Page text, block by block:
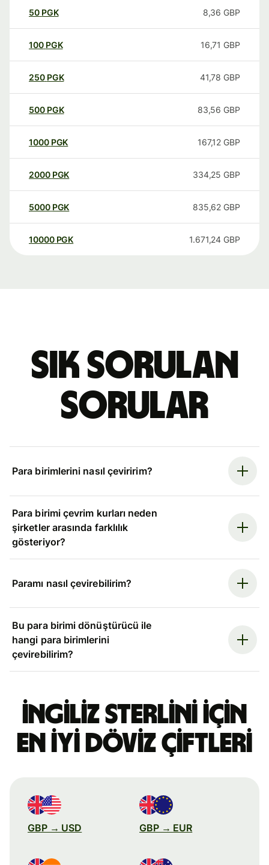
50 PGK 8,36 GBP
100 PGK 16,71 GBP
250 PGK 41,78 GBP
500 PGK 83,56 GBP
1000 PGK 167,12 GBP
2000 PGK 334,25 GBP
5000 PGK 835,62 GBP
10000 PGK 1.671,24 GBP
Sık sorulan
sorular
Para birimlerini nasıl çeviririm?
Para birimi çevrim kurları neden
şirketler arasında farklılık
gösteriyor?
Paramı nasıl çevirebilirim?
Bu para birimi dönüştürücü ile
hangi para birimlerini
çevirebilirim?
İngiliz sterlini için
en iyi döviz çiftleri
GBP → USD GBP → EUR